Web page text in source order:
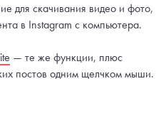
для скачивания видео и фото,
в Instagram с компьютера.
— те же функции, плюс
постов одним щелчком мыши.